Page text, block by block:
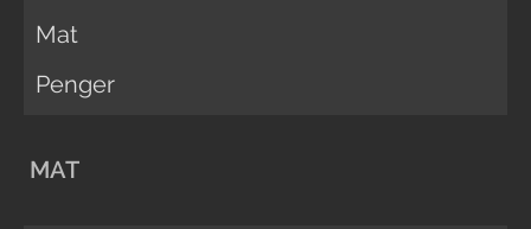
Mat
Penger
MAT